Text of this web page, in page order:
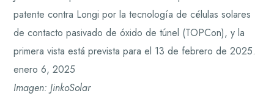
patente contra Longi por la tecnología de células solares
de contacto pasivado de óxido de túnel (TOPCon), y la
primera vista está prevista para el 13 de febrero de 2025.
enero 6, 2025
Imagen: JinkoSolar